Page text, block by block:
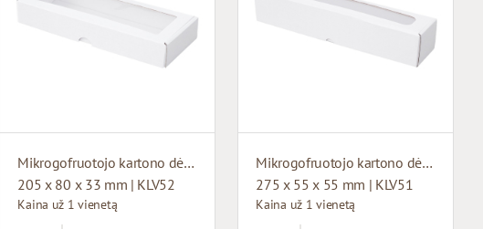
Mikrogofruotojo kartono dėžutė su langu
205 x 80 x 33 mm | KLV52
Kaina už 1 vienetą
Mikrogofruotojo kartono dėžutė su langu
275 x 55 x 55 mm | KLV51
Kaina už 1 vienetą